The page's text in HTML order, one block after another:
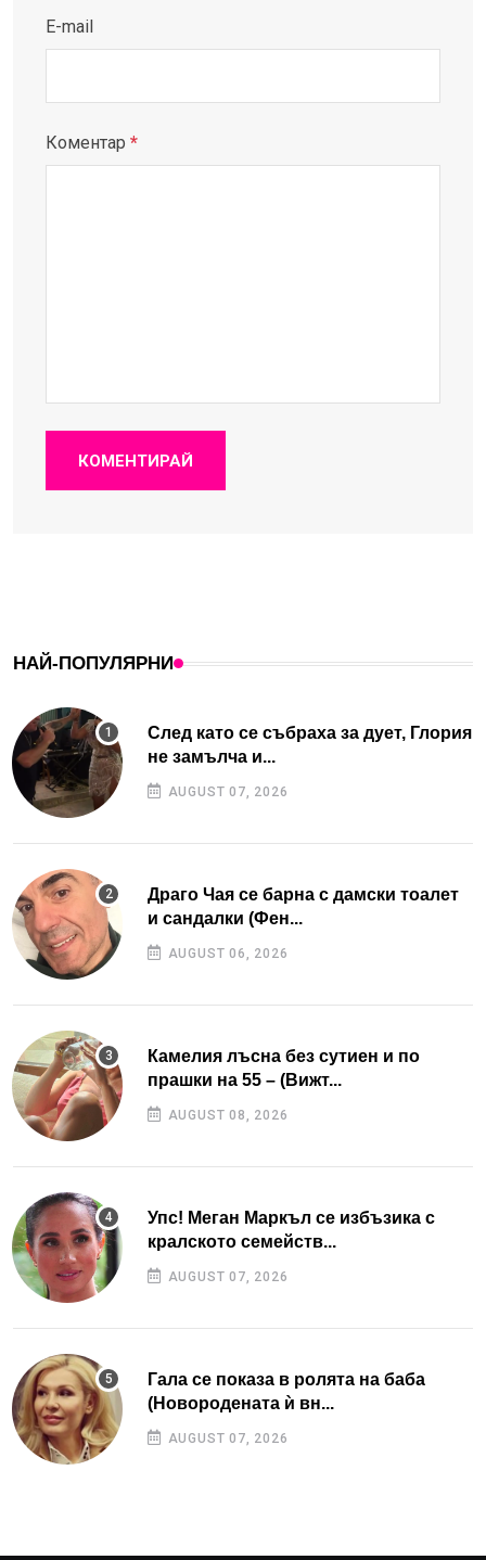
E-mail
Коментар *
КОМЕНТИРАЙ
НАЙ-ПОПУЛЯРНИ
След като се събраха за дует, Глория
не замълча и...
AUGUST 07, 2026
Драго Чая се барна с дамски тоалет
и сандалки (Фен...
AUGUST 06, 2026
Камелия лъсна без сутиен и по
прашки на 55 – (Вижт...
AUGUST 08, 2026
Упс! Меган Маркъл се избъзика с
кралското семейств...
AUGUST 07, 2026
Гала се показа в ролята на баба
(Новородената ѝ вн...
AUGUST 07, 2026